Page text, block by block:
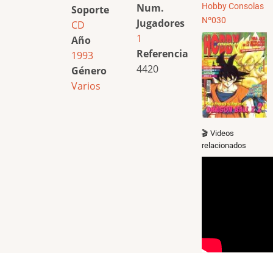
Soporte
CD
Año
1993
Género
Varios
Num.
Jugadores
1
Referencia
4420
Hobby Consolas
Nº030
🎬 Videos
relacionados